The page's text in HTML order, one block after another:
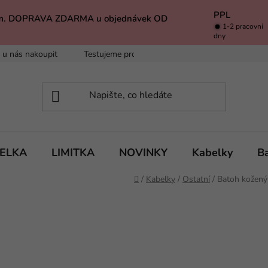
DOPRAVA ZDARMA u objednávek OD
PPL
1-2 pracovní
dny
u nás nakoupit Testujeme pro Vás
LIMITKA NOVINKY Kabelky
Domů
/ Kabelky / Ostatní / Batoh